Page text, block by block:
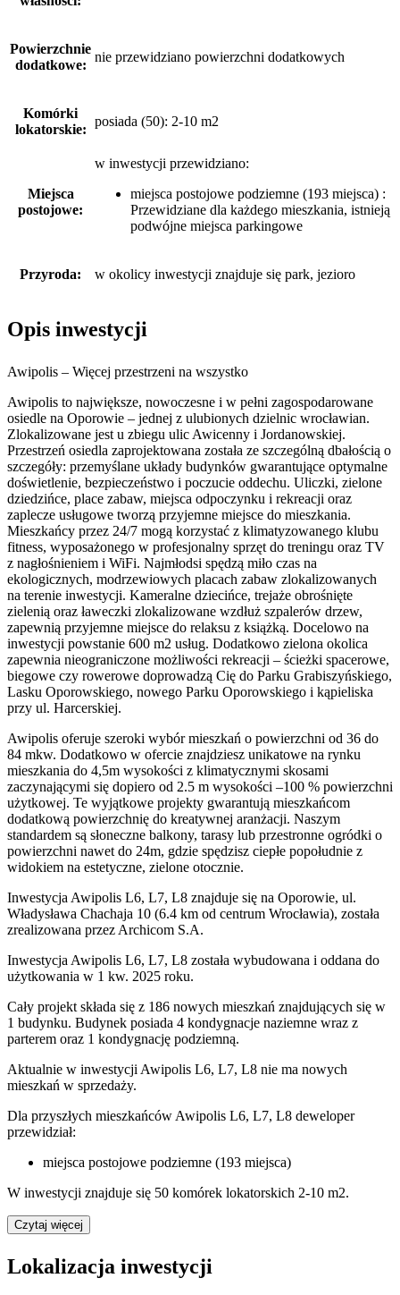
Powierzchnie
dodatkowe:
nie przewidziano powierzchni dodatkowych
Komórki
lokatorskie:
posiada (50): 2-10 m2
Miejsca
postojowe:
w inwestycji przewidziano:
miejsca postojowe podziemne (193 miejsca) :
Przewidziane dla każdego mieszkania, istnieją
podwójne miejsca parkingowe
Przyroda: w okolicy inwestycji znajduje się park, jezioro
Opis inwestycji
Awipolis – Więcej przestrzeni na wszystko
Awipolis to największe, nowoczesne i w pełni zagospodarowane
osiedle na Oporowie – jednej z ulubionych dzielnic wrocławian.
Zlokalizowane jest u zbiegu ulic Awicenny i Jordanowskiej.
Przestrzeń osiedla zaprojektowana została ze szczególną dbałością o
szczegóły: przemyślane układy budynków gwarantujące optymalne
doświetlenie, bezpieczeństwo i poczucie oddechu. Uliczki, zielone
dziedzińce, place zabaw, miejsca odpoczynku i rekreacji oraz
zaplecze usługowe tworzą przyjemne miejsce do mieszkania.
Mieszkańcy przez 24/7 mogą korzystać z klimatyzowanego klubu
fitness, wyposażonego w profesjonalny sprzęt do treningu oraz TV
z nagłośnieniem i WiFi. Najmłodsi spędzą miło czas na
ekologicznych, modrzewiowych placach zabaw zlokalizowanych
na terenie inwestycji. Kameralne dziecińce, trejaże obrośnięte
zielenią oraz ławeczki zlokalizowane wzdłuż szpalerów drzew,
zapewnią przyjemne miejsce do relaksu z książką. Docelowo na
inwestycji powstanie 600 m2 usług. Dodatkowo zielona okolica
zapewnia nieograniczone możliwości rekreacji – ścieżki spacerowe,
biegowe czy rowerowe doprowadzą Cię do Parku Grabiszyńskiego,
Lasku Oporowskiego, nowego Parku Oporowskiego i kąpieliska
przy ul. Harcerskiej.
Awipolis oferuje szeroki wybór mieszkań o powierzchni od 36 do
84 mkw. Dodatkowo w ofercie znajdziesz unikatowe na rynku
mieszkania do 4,5m wysokości z klimatycznymi skosami
zaczynającymi się dopiero od 2.5 m wysokości –100 % powierzchni
użytkowej. Te wyjątkowe projekty gwarantują mieszkańcom
dodatkową powierzchnię do kreatywnej aranżacji. Naszym
standardem są słoneczne balkony, tarasy lub przestronne ogródki o
powierzchni nawet do 24m, gdzie spędzisz ciepłe popołudnie z
widokiem na estetyczne, zielone otocznie.
Inwestycja Awipolis L6, L7, L8 znajduje się na Oporowie, ul.
Władysława Chachaja 10 (6.4 km od centrum Wrocławia), została
zrealizowana przez Archicom S.A.
Inwestycja Awipolis L6, L7, L8 została wybudowana i oddana do
użytkowania w 1 kw. 2025 roku.
Cały projekt składa się z 186 nowych mieszkań znajdujących się w
1 budynku. Budynek posiada 4 kondygnacje naziemne wraz z
parterem oraz 1 kondygnację podziemną.
Aktualnie w inwestycji Awipolis L6, L7, L8 nie ma nowych
mieszkań w sprzedaży.
Dla przyszłych mieszkańców Awipolis L6, L7, L8 deweloper
przewidział:
miejsca postojowe podziemne (193 miejsca)
W inwestycji znajduje się 50 komórek lokatorskich 2-10 m2.
Czytaj więcej
Lokalizacja inwestycji